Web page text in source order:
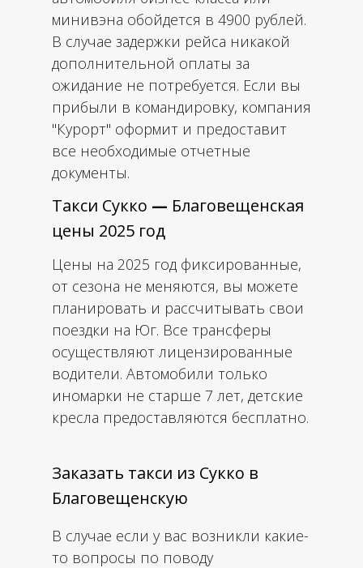
Такси Сукко — Благовещенская
цены 2025 год
Цены на 2025 год фиксированные,
от сезона не меняются, вы можете
планировать и рассчитывать свои
поездки на Юг. Все трансферы
осуществляют лицензированные
водители. Автомобили только
иномарки не старше 7 лет, детские
кресла предоставляются бесплатно.
минивэна обойдется в 4900 рублей.
В случае задержки рейса никакой
дополнительной оплаты за
ожидание не потребуется. Если вы
прибыли в командировку, компания
"Курорт" оформит и предоставит
все необходимые отчетные
документы.
Заказать такси из Сукко в
Благовещенскую
В случае если у вас возникли какие-
то вопросы по поводу